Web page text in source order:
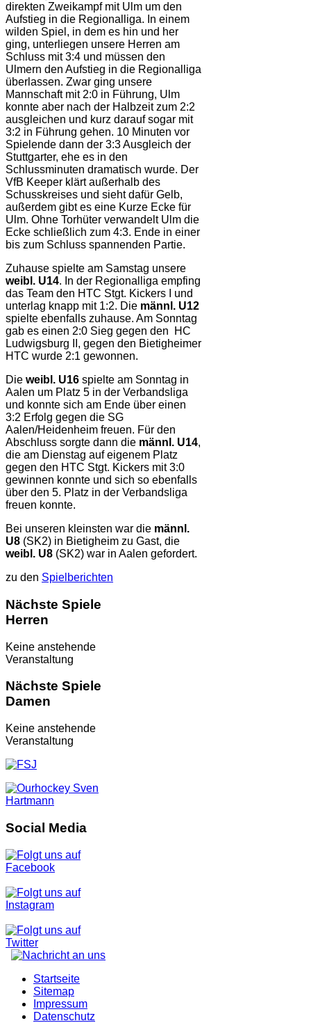
direkten Zweikampf mit Ulm um den
Aufstieg in die Regionalliga. In einem
wilden Spiel, in dem es hin und her
ging, unterliegen unsere Herren am
Schluss mit 3:4 und müssen den
Ulmern den Aufstieg in die Regionalliga
überlassen. Zwar ging unsere
Mannschaft mit 2:0 in Führung, Ulm
konnte aber nach der Halbzeit zum 2:2
ausgleichen und kurz darauf sogar mit
3:2 in Führung gehen. 10 Minuten vor
Spielende dann der 3:3 Ausgleich der
Stuttgarter, ehe es in den
Schlussminuten dramatisch wurde. Der
VfB Keeper klärt außerhalb des
Schusskreises und sieht dafür Gelb,
außerdem gibt es eine Kurze Ecke für
Ulm. Ohne Torhüter verwandelt Ulm die
Ecke schließlich zum 4:3. Ende in einer
bis zum Schluss spannenden Partie.
Zuhause spielte am Samstag unsere
weibl. U14. In der Regionalliga empfing
das Team den HTC Stgt. Kickers I und
unterlag knapp mit 1:2. Die männl. U12
spielte ebenfalls zuhause. Am Sonntag
gab es einen 2:0 Sieg gegen den HC
Ludwigsburg II, gegen den Bietigheimer
HTC wurde 2:1 gewonnen.
Die weibl. U16 spielte am Sonntag in
Aalen um Platz 5 in der Verbandsliga
und konnte sich am Ende über einen
3:2 Erfolg gegen die SG
Aalen/Heidenheim freuen. Für den
Abschluss sorgte dann die männl. U14,
die am Dienstag auf eigenem Platz
gegen den HTC Stgt. Kickers mit 3:0
gewinnen konnte und sich so ebenfalls
über den 5. Platz in der Verbandsliga
freuen konnte.
Bei unseren kleinsten war die männl.
U8 (SK2) in Bietigheim zu Gast, die
weibl. U8 (SK2) war in Aalen gefordert.
zu den Spielberichten
Nächste Spiele
Herren
Keine anstehende
Veranstaltung
Nächste Spiele
Damen
Keine anstehende
Veranstaltung
Social Media
Startseite
Sitemap
Impressum
Datenschutz